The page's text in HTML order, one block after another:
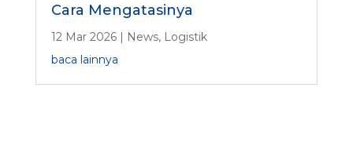
Cara Mengatasinya
12 Mar 2026| News, Logistik
baca lainnya